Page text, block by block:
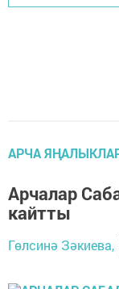
АРЧА
Арчалар
кайтты
Гөлсинә Зәкиева,